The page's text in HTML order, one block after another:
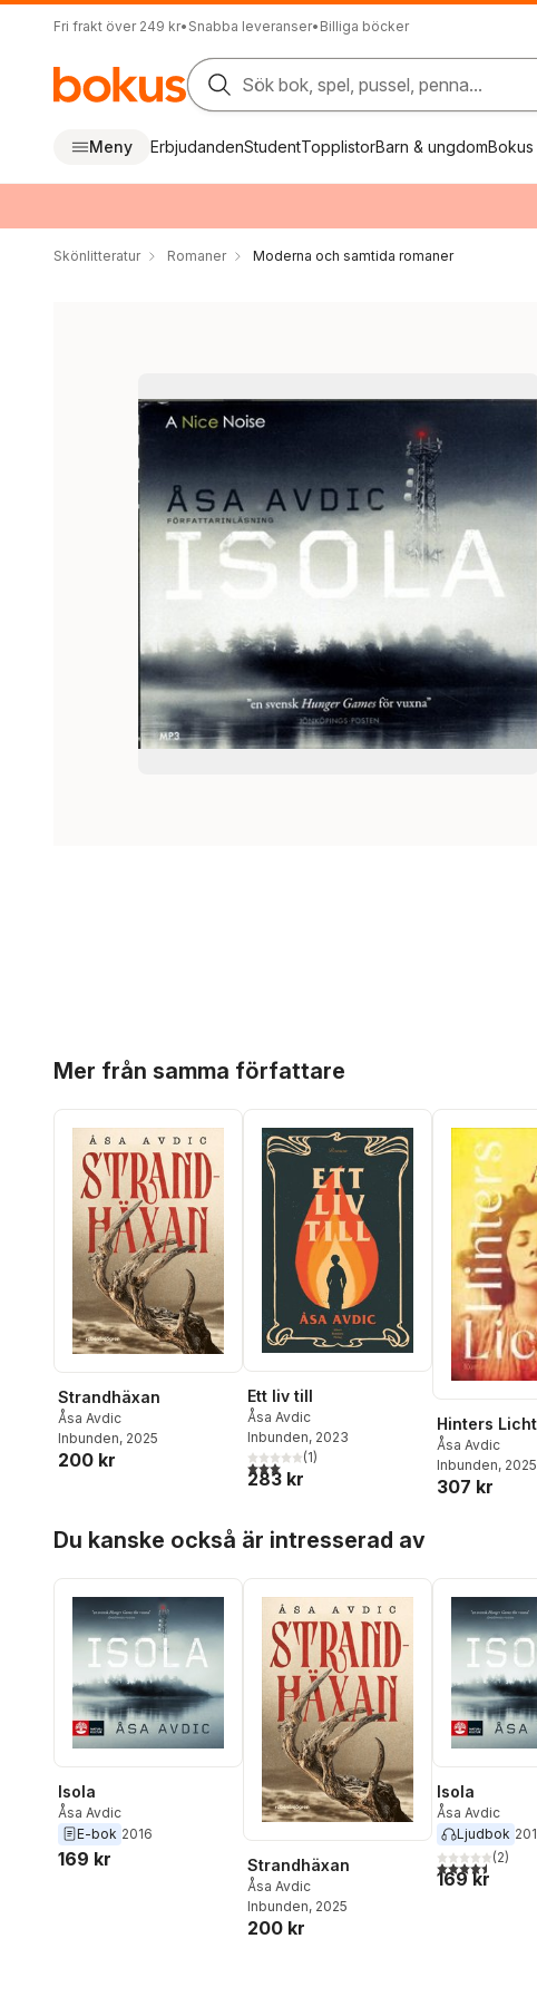
Fri frakt över 249 kr• Snabba leveranser• Billiga böcker
Sök bok, spel, pussel, penna...
Meny ErbjudandenStudentTopplistorBarn & ungdomBokus
Skönlitteratur Romaner Moderna och samtida romaner
Mer från samma författare
Strandhäxan
Åsa Avdic
Inbunden, 2025
200 kr
Ett liv till
Åsa Avdic
Inbunden, 2023
3,0utav 5 stjärnor. Totalt antal röster:
(1)
283 kr
Hinters Licht
Åsa Avdic
Inbunden, 2025
307 kr
Du kanske också är intresserad av
Isola
Åsa Avdic
E-bok 2016
169 kr Strandhäxan
Åsa Avdic
Inbunden, 2025
200 kr
Isola
Åsa Avdic
Ljudbok
4,5utav 5(2)
169 kr